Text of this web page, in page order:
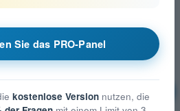
Ausbildung!
Sie das PRO-Panel
kostenlose Versionnutzen, die